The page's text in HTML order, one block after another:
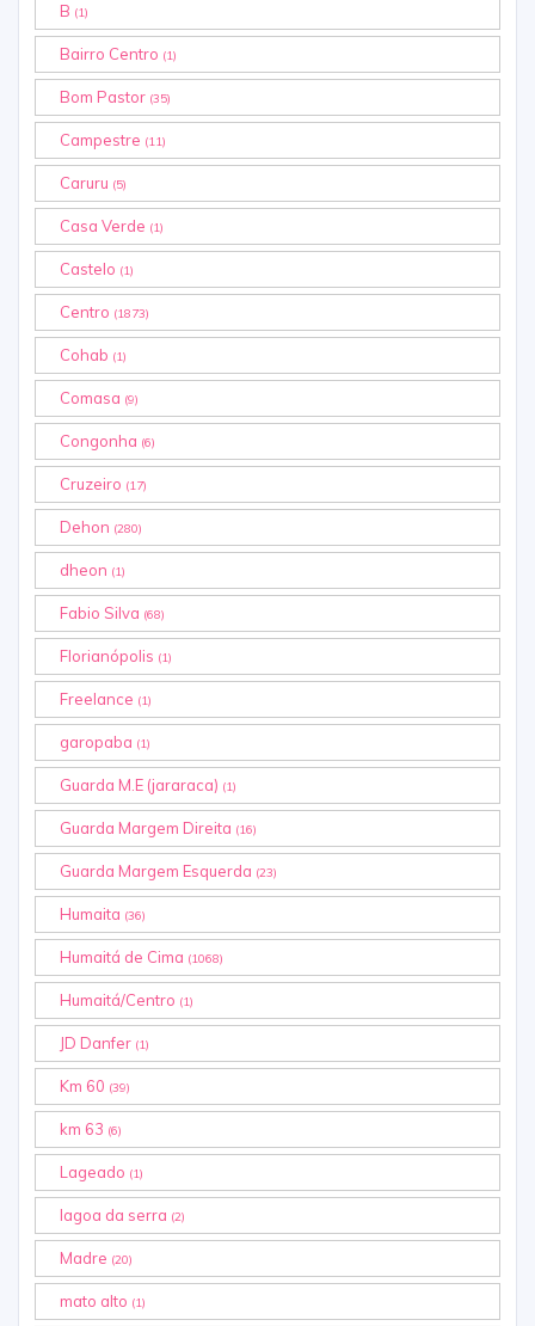
B (1)
Bairro Centro (1)
Bom Pastor (35)
Campestre (11)
Caruru (5)
Casa Verde (1)
Castelo (1)
Centro (1873)
Cohab (1)
Comasa (9)
Congonha (6)
Cruzeiro (17)
Dehon (280)
dheon (1)
Fabio Silva (68)
Florianópolis (1)
Freelance (1)
garopaba (1)
Guarda M.E (jararaca) (1)
Guarda Margem Direita (16)
Guarda Margem Esquerda (23)
Humaita (36)
Humaitá de Cima (1068)
Humaitá/Centro (1)
JD Danfer (1)
Km 60 (39)
km 63 (6)
Lageado (1)
lagoa da serra (2)
Madre (20)
mato alto (1)